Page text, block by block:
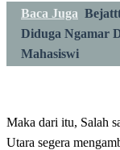
Baca Juga
Diduga Ngamar
Mahasiswi
Maka dari itu, Salah
Utara segera